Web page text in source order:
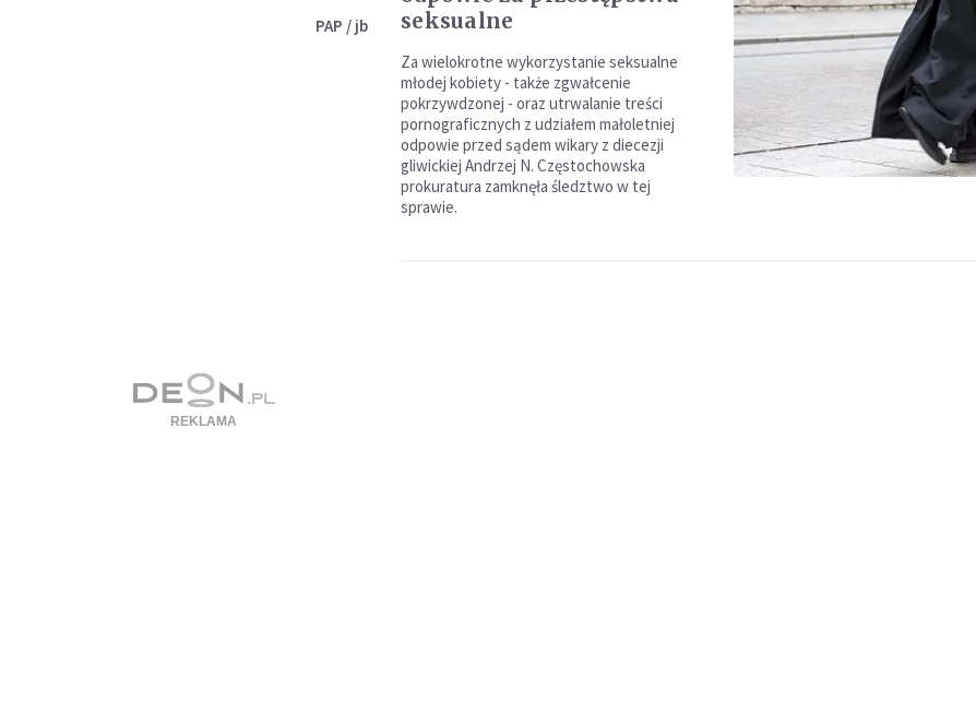
PAP / jb
seksualne
Za wielokrotne wykorzystanie seksualne
młodej kobiety - także zgwałcenie
pokrzywdzonej - oraz utrwalanie treści
pornograficznych z udziałem małoletniej
odpowie przed sądem wikary z diecezji
gliwickiej Andrzej N. Częstochowska
prokuratura zamknęła śledztwo w tej
sprawie.